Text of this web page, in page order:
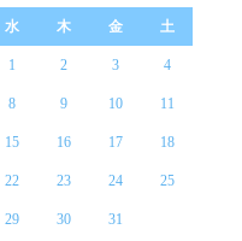
水 木 金 土
1 2 3 4
8 9 10 11
15 16 17 18
22 23 24 25
29 30 31